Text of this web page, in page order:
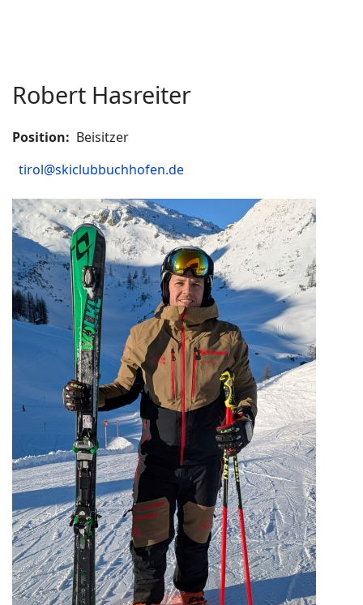
Robert Hasreiter
Position: Beisitzer
COM_CONTACT_EMAIL
tirol@skiclubbuchhofen.de